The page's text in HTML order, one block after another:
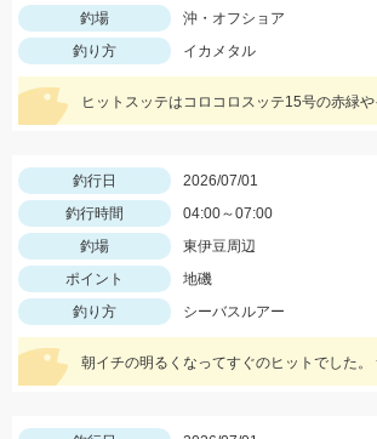
釣場
沖・オフショア
釣り方
イカメタル
釣行日
2026/07/01
釣行時間
04:00～07:00
釣場
東伊豆周辺
ポイント
地磯
釣り方
シーバスルアー